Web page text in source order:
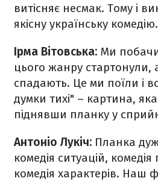
витісняє несмак. Тому і
якісну українську комедію.
Ірма Вітовська: Ми
цього жанру стартонули,
спадають. Це ми поїли і
думки тихі" – картина,
піднявши планку у
Антоніо Лукіч: Планка
комедія ситуацій,
комедія характерів. Наш